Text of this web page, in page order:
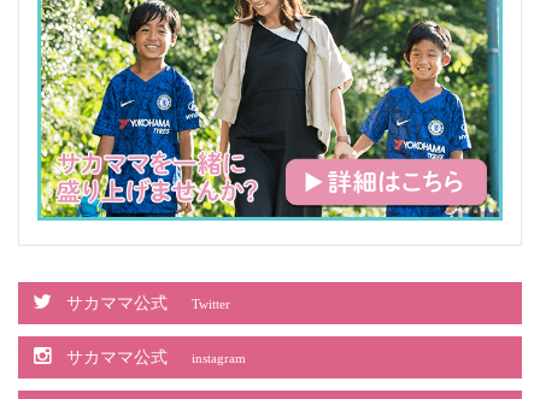
サカママ公式 Twitter
サカママ公式 instagram